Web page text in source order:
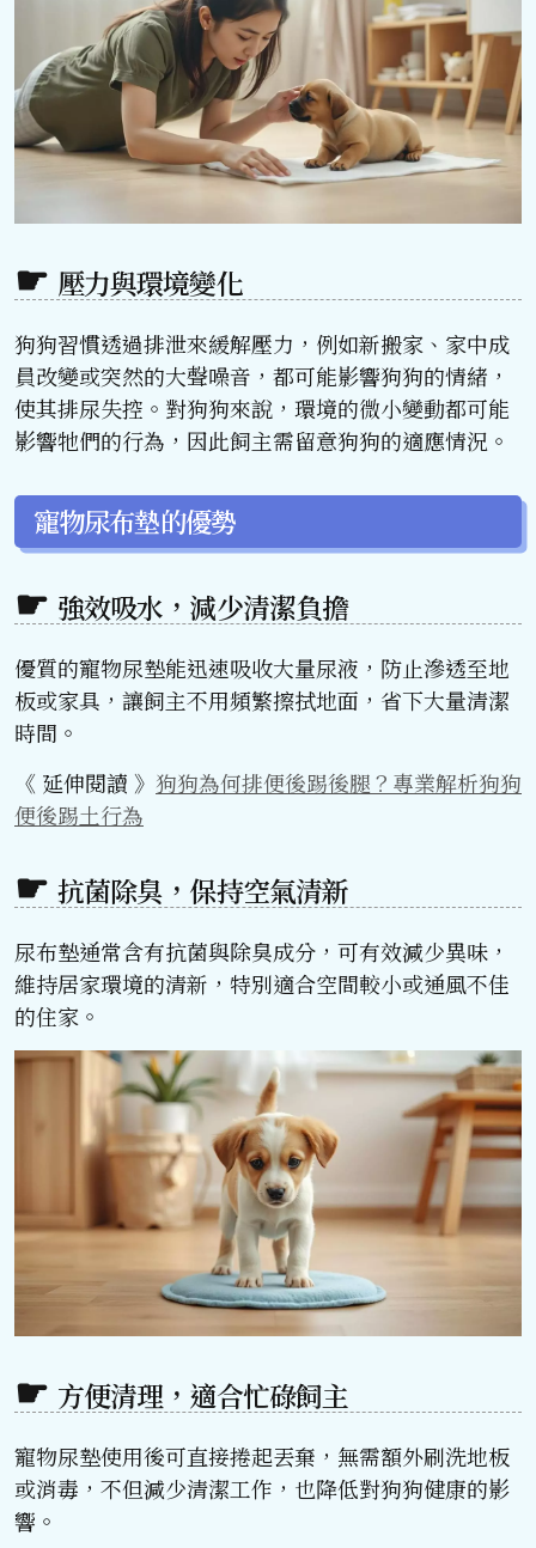
壓力與環境變化
狗狗習慣透過排泄來緩解壓力，例如新搬家、家中成
員改變或突然的大聲噪音，都可能影響狗狗的情緒，
使其排尿失控。對狗狗來說，環境的微小變動都可能
影響牠們的行為，因此飼主需留意狗狗的適應情況。
寵物尿布墊的優勢
強效吸水，減少清潔負擔
優質的寵物尿墊能迅速吸收大量尿液，防止滲透至地
板或家具，讓飼主不用頻繁擦拭地面，省下大量清潔
時間。
《 延伸閱讀 》 狗狗為何排便後踢後腿？專業解析狗狗
便後踢土行為
抗菌除臭，保持空氣清新
尿布墊通常含有抗菌與除臭成分，可有效減少異味，
維持居家環境的清新，特別適合空間較小或通風不佳
的住家。
方便清理，適合忙碌飼主
寵物尿墊使用後可直接捲起丟棄，無需額外刷洗地板
或消毒，不但減少清潔工作，也降低對狗狗健康的影
響。